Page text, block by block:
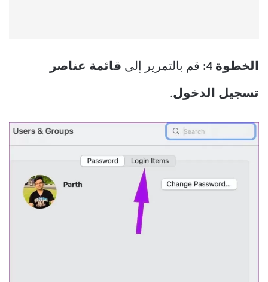
الخطوة 4: قم بالتمرير إلى قائمة عناصر
تسجيل الدخول.